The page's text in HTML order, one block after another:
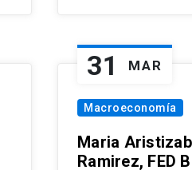
31 MAR
Macroeconomía
Maria
Ramirez, FED